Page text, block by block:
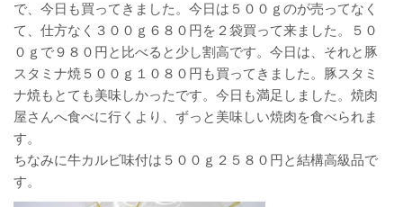
で、今日も買ってきました。今日は５００ｇのが売ってなく
て、仕方なく３００ｇ６８０円を２袋買って来ました。５０
０ｇで９８０円と比べると少し割高です。今日は、それと豚
スタミナ焼５００ｇ１０８０円も買ってきました。豚スタミ
ナ焼もとても美味しかったです。今日も満足しました。焼肉
屋さんへ食べに行くより、ずっと美味しい焼肉を食べられま
す。
ちなみに牛カルビ味付は５００ｇ２５８０円と結構高級品で
す。